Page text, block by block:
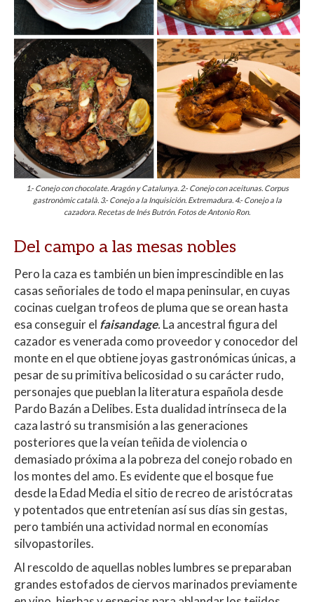
1.- Conejo con chocolate. Aragón y Catalunya. 2.- Conejo con aceitunas. Corpus
gastronòmic català. 3.- Conejo a la Inquisición. Extremadura. 4.- Conejo a la
cazadora. Recetas de Inés Butrón. Fotos de Antonio Ron.
Del campo a las mesas nobles
Pero la caza es también un bien imprescindible en las
casas señoriales de todo el mapa peninsular, en cuyas
cocinas cuelgan trofeos de pluma que se orean hasta
esa conseguir el faisandage. La ancestral figura del
cazador es venerada como proveedor y conocedor del
monte en el que obtiene joyas gastronómicas únicas, a
pesar de su primitiva belicosidad o su carácter rudo,
personajes que pueblan la literatura española desde
Pardo Bazán a Delibes. Esta dualidad intrínseca de la
caza lastró su transmisión a las generaciones
posteriores que la veían teñida de violencia o
demasiado próxima a la pobreza del conejo robado en
los montes del amo. Es evidente que el bosque fue
desde la Edad Media el sitio de recreo de aristócratas
y potentados que entretenían así sus días sin gestas,
pero también una actividad normal en economías
silvopastoriles.
Al rescoldo de aquellas nobles lumbres se preparaban
grandes estofados de ciervos marinados previamente